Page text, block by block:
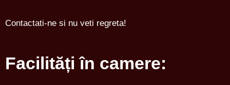
Contactati-ne si nu veti regreta!
Facilități în camere: